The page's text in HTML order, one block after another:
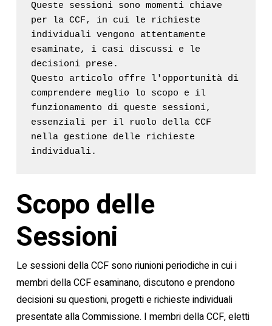
Queste sessioni sono momenti chiave
per la CCF, in cui le richieste
individuali vengono attentamente
esaminate, i casi discussi e le
decisioni prese.
Questo articolo offre l'opportunità di
comprendere meglio lo scopo e il
funzionamento di queste sessioni,
essenziali per il ruolo della CCF
nella gestione delle richieste
individuali.
Scopo delle
Sessioni
Le sessioni della CCF sono riunioni periodiche in cui i
membri della CCF esaminano, discutono e prendono
decisioni su questioni, progetti e richieste individuali
presentate alla Commissione. I membri della CCF, eletti